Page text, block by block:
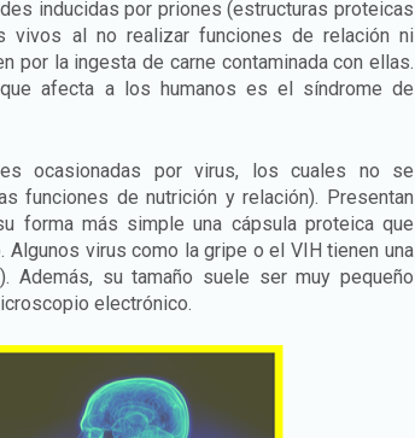
inducidas por priones (estructuras proteicas
vivos al no realizar funciones de relación ni
por la ingesta de carne contaminada con ellas.
afecta a los humanos es el síndrome de
ocasionadas por virus, los cuales no se
funciones de nutrición y relación). Presentan
forma más simple una cápsula proteica que
Algunos virus como la gripe o el VIH tienen una
Además, su tamaño suele ser muy pequeño
electrónico.